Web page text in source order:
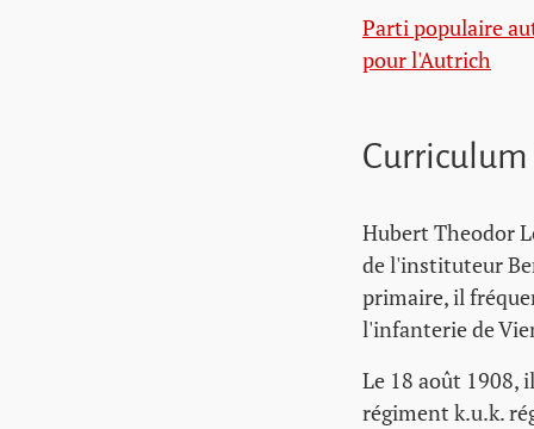
Parti populaire
pour l'Autrich
Hubert Theodor
de l'instituteur
primaire, il
l'infanterie de
Le 18 août 1908,
régiment k.u.k.